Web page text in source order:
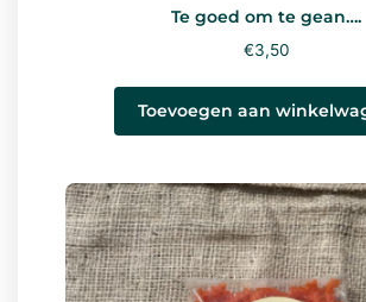
Te goed om te gean….
€3,50
Toevoegen aan